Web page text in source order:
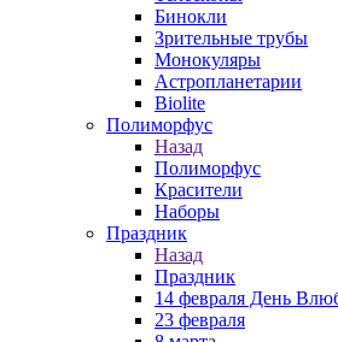
Бинокли
Зрительные трубы
Монокуляры
Астропланетарии
Biolite
Полиморфус
Назад
Полиморфус
Красители
Наборы
Праздник
Назад
Праздник
14 февраля День
23 февраля